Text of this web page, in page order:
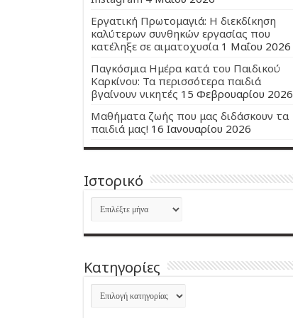
Εργατική Πρωτομαγιά: Η διεκδίκηση
καλύτερων συνθηκών εργασίας που
κατέληξε σε αιματοχυσία 1 Μαΐου 2026
Παγκόσμια Ημέρα κατά του Παιδικού
Καρκίνου: Τα περισσότερα παιδιά
βγαίνουν νικητές 15 Φεβρουαρίου 2026
Μαθήματα ζωής που μας διδάσκουν τα
παιδιά μας! 16 Ιανουαρίου 2026
Ιστορικό
Ιστορικό
Kατηγορίες
Kατηγορίες